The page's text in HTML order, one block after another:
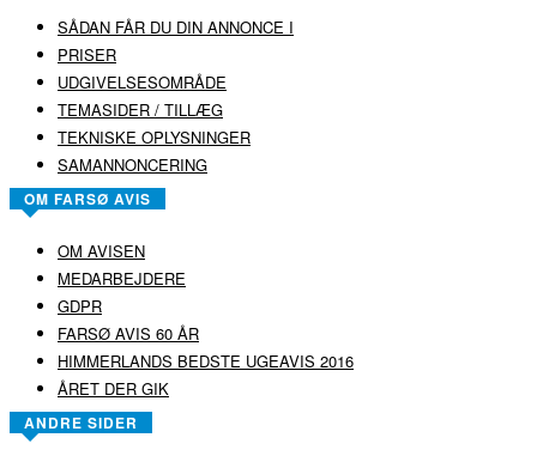
SÅDAN FÅR DU DIN ANNONCE I
PRISER
UDGIVELSESOMRÅDE
TEMASIDER / TILLÆG
TEKNISKE OPLYSNINGER
SAMANNONCERING
OM FARSØ AVIS
OM AVISEN
MEDARBEJDERE
GDPR
FARSØ AVIS 60 ÅR
HIMMERLANDS BEDSTE UGEAVIS 2016
ÅRET DER GIK
ANDRE SIDER